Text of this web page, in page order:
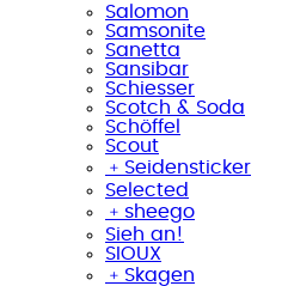
Salomon
Samsonite
Sanetta
Sansibar
Schiesser
Scotch & Soda
Schöffel
Scout
﹢ Seidensticker
Selected
﹢ sheego
Sieh an!
SIOUX
﹢ Skagen